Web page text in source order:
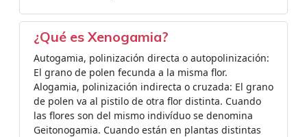
¿Qué es Xenogamia?
Autogamia, polinización directa o autopolinización:
El grano de polen fecunda a la misma flor.
Alogamia, polinización indirecta o cruzada: El grano
de polen va al pistilo de otra flor distinta. Cuando
las flores son del mismo indivíduo se denomina
Geitonogamia. Cuando están en plantas distintas